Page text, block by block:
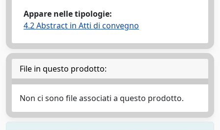
Appare nelle tipologie:
4.2 Abstract in Atti di convegno
File in questo prodotto:
Non ci sono file associati a questo prodotto.